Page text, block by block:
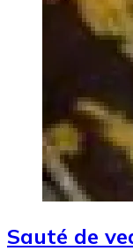
Sauté de